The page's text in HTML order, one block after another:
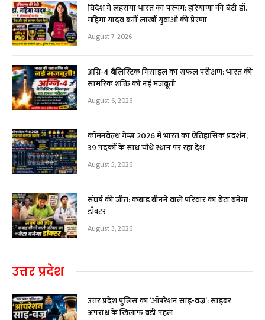
विदेश में लहराया भारत का परचम: हरियाणा की बेटी डॉ.
महिमा यादव बनीं लाखों युवाओं की प्रेरणा
August 7, 2026
अग्नि-4 बैलिस्टिक मिसाइल का सफल परीक्षण: भारत की
सामरिक शक्ति को नई मजबूती
August 6, 2026
कॉमनवेल्थ गेम्स 2026 में भारत का ऐतिहासिक प्रदर्शन,
39 पदकों के साथ चौथे स्थान पर रहा देश
August 5, 2026
संघर्ष की जीत: कबाड़ बीनने वाले परिवार का बेटा बनेगा
डॉक्टर
August 3, 2026
उत्तर प्रदेश
उत्तर प्रदेश पुलिस का ‘ऑपरेशन साइ-वज्र’: साइबर
अपराध के खिलाफ बड़ी पहल